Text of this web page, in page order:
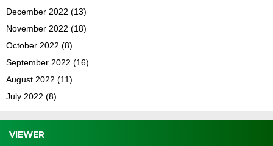
December 2022 (13)
November 2022 (18)
October 2022 (8)
September 2022 (16)
August 2022 (11)
July 2022 (8)
VIEWER